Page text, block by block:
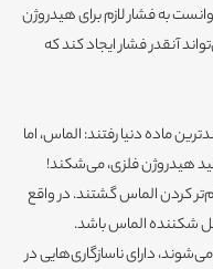
به فشار لازم برای هیدروژن
آنقدر فشار ایجاد کند که
ماده دنیا رفتند: الماس، اما
هیدروژن فلزی، می‌شکند!
کردن الماس گشتند. در واقع
شکننده الماس باشد.
دارای ناسازگاری‌هایی در